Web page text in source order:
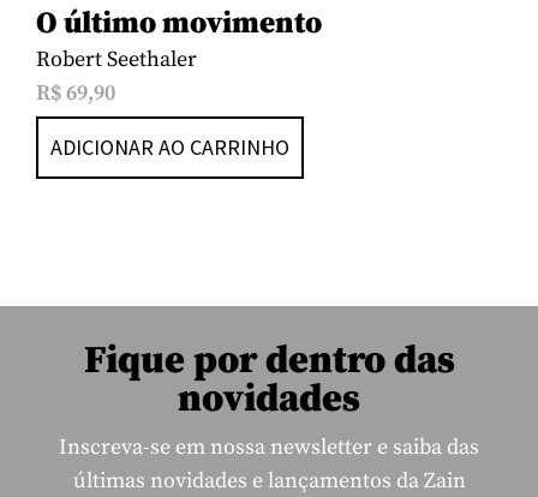
O último movimento
Robert Seethaler
R$69,90
ADICIONAR AO CARRINHO
Fique por dentro das
novidades
Inscreva-se em nossa newsletter e saiba das
últimas novidades e lançamentos da Zain